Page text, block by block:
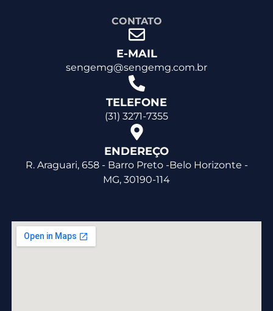
CONTATO
E-MAIL
sengemg@sengemg.com.br
TELEFONE
(31) 3271-7355
ENDEREÇO
R. Araguari, 658 - Barro Preto -Belo Horizonte -
MG, 30190-114